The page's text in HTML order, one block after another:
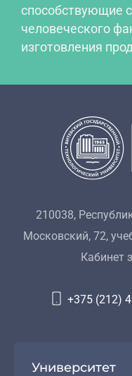
способствующие
человеческого
изготовления
210038,
Московский, 72,
Кабинет
+375 (212)
Университет